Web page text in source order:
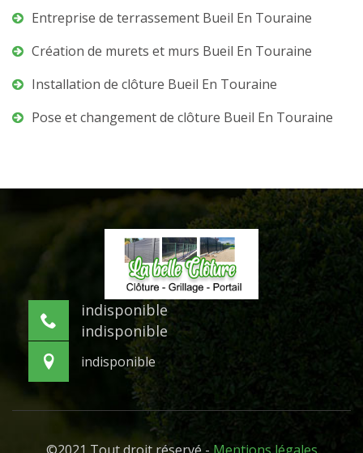
Entreprise de terrassement Bueil En Touraine
Création de murets et murs Bueil En Touraine
Installation de clôture Bueil En Touraine
Pose et changement de clôture Bueil En Touraine
indisponible
indisponible
indisponible